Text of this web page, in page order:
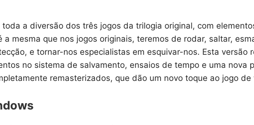
a diversão dos três jogos da trilogia original, com
mesma que nos jogos originais, teremos de rodar, saltar,
e tornar-nos especialistas em esquivar-nos. Esta versão
no sistema de salvamento, ensaios de tempo e uma nova
remasterizados, que dão um novo toque ao jogo de